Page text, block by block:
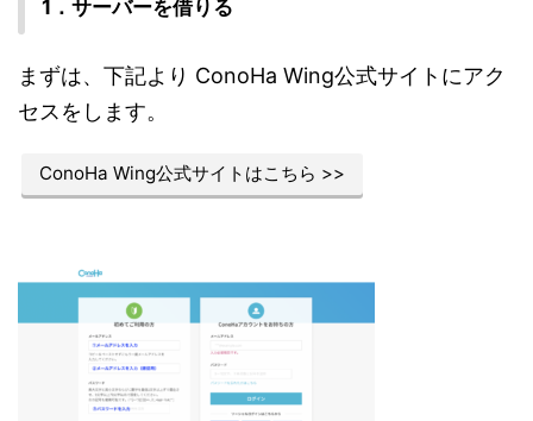
1．サーバーを借りる
まずは、下記より ConoHa Wing公式サイトにアク
セスをします。
ConoHa Wing公式サイトはこちら >>